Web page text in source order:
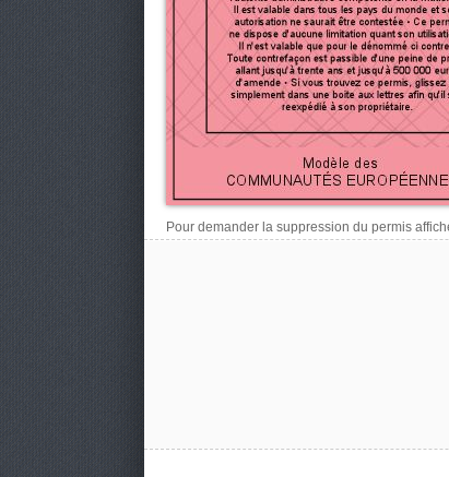
Pour demander la suppression du permis